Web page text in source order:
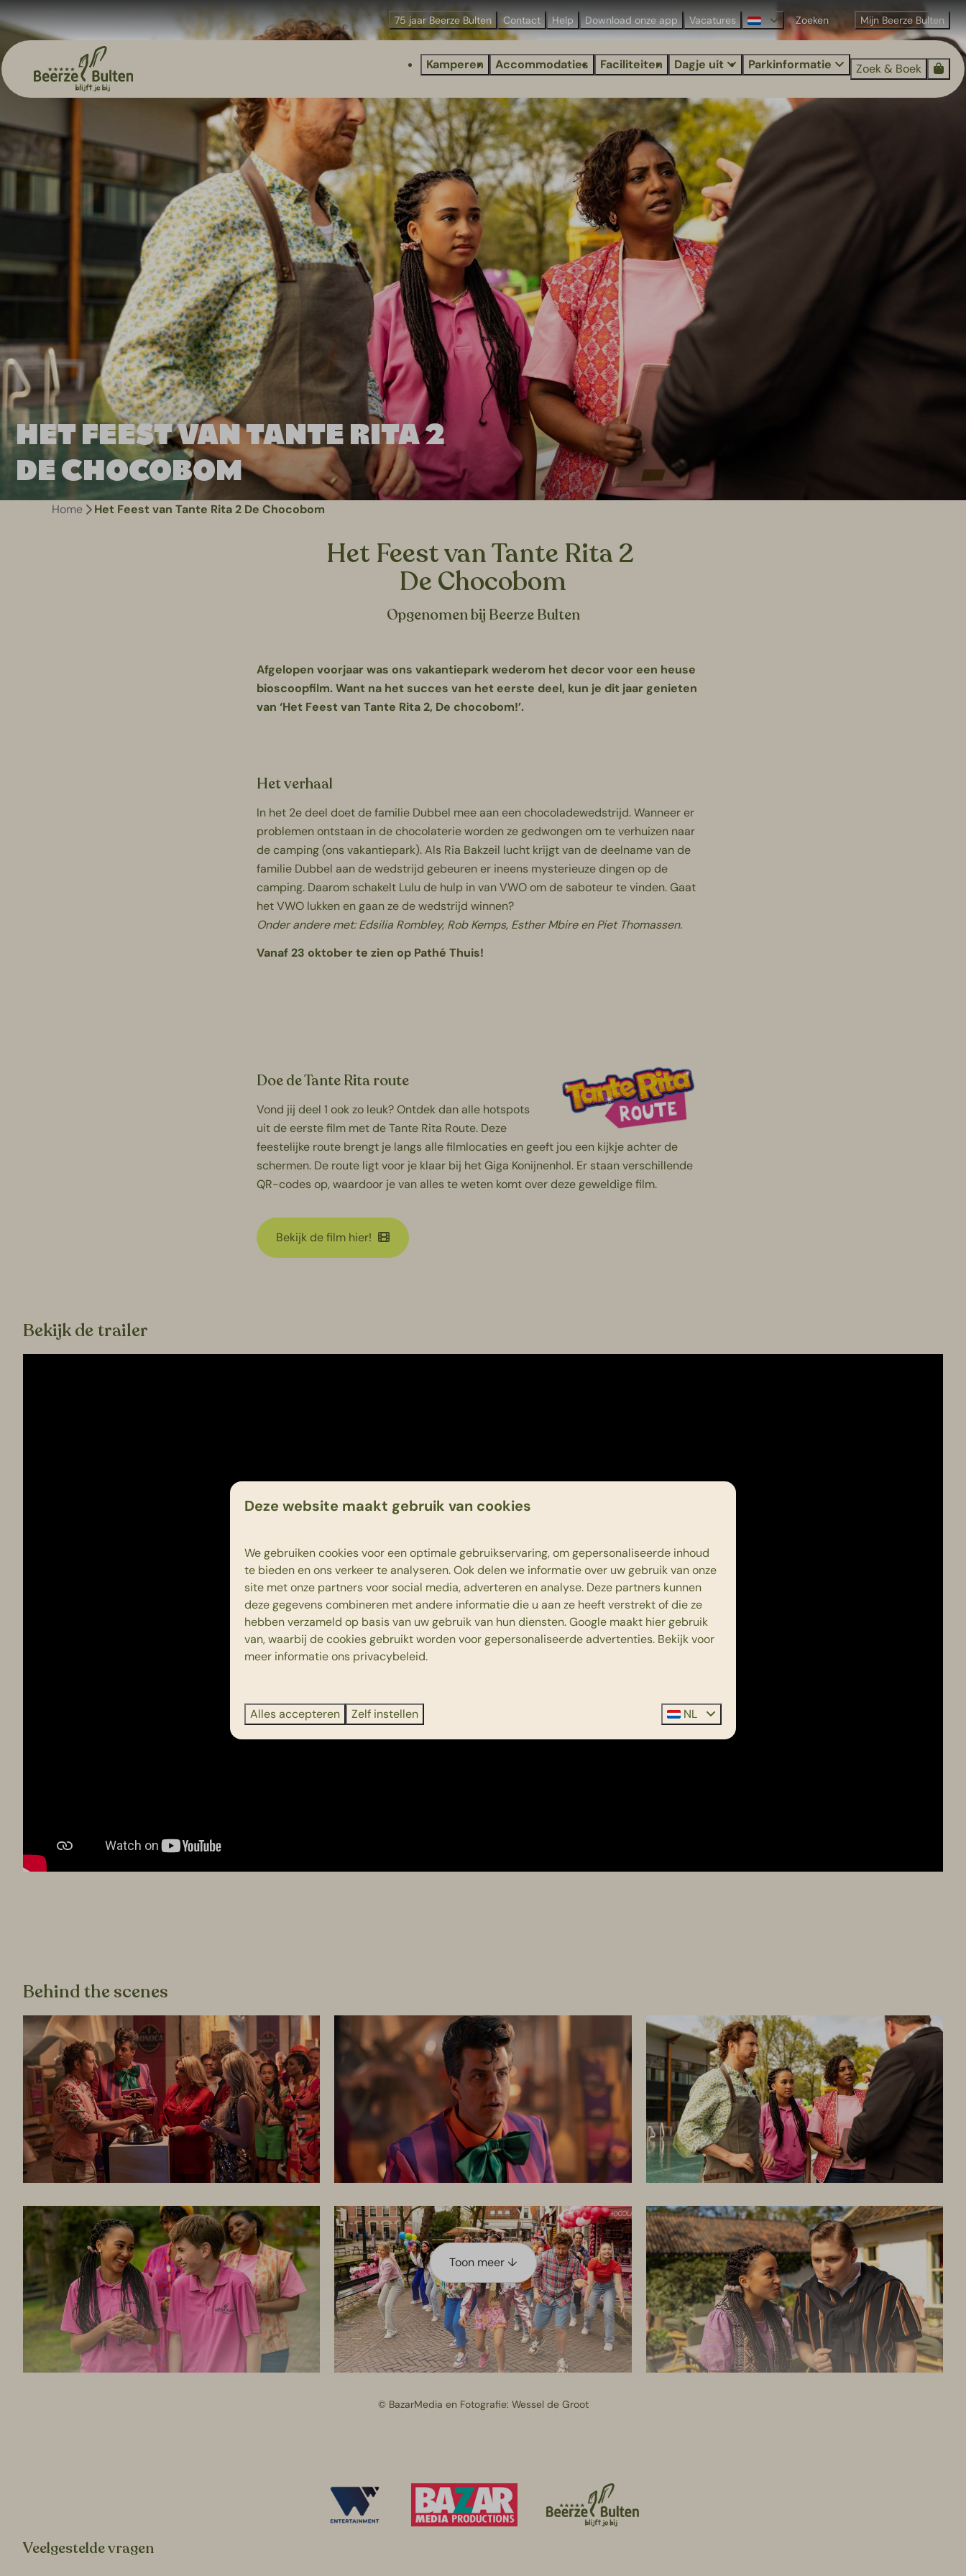
75 jaar Beerze Bulten Contact Help Download onze app Vacatures Mijn Beerze Bulten
Kamperen Accommodaties Faciliteiten Dagje uit Parkinformatie Zoek & Boek
HET FEEST VAN TANTE RITA 2
DE CHOCOBOM
Home Het Feest van Tante Rita 2 De Chocobom
Het Feest van Tante Rita 2
De Chocobom
Opgenomen bij Beerze Bulten
Afgelopen voorjaar was ons vakantiepark wederom het decor voor een heuse
bioscoopfilm. Want na het succes van het eerste deel, kun je dit jaar genieten
van ‘Het Feest van Tante Rita 2, De chocobom!’.
Het verhaal
In het 2e deel doet de familie Dubbel mee aan een chocoladewedstrijd. Wanneer er
problemen ontstaan in de chocolaterie worden ze gedwongen om te verhuizen naar
de camping (ons vakantiepark). Als Ria Bakzeil lucht krijgt van de deelname van de
familie Dubbel aan de wedstrijd gebeuren er ineens mysterieuze dingen op de
camping. Daarom schakelt Lulu de hulp in van VWO om de saboteur te vinden. Gaat
het VWO lukken en gaan ze de wedstrijd winnen?
Onder andere met: Edsilia Rombley, Rob Kemps, Esther Mbire en Piet Thomassen.
Vanaf 23 oktober te zien op Pathé Thuis!
Doe deTante Rita route
Vond jij deel 1 ook zo leuk? Ontdek dan alle hotspots
uit de eerste film met de Tante Rita Route. Deze
feestelijke route brengt je langs alle filmlocaties en geeft jou een kijkje achter de
schermen. De route ligt voor je klaar bij het Giga Konijnenhol. Er staan verschillende
QR-codes op, waardoor je van alles te weten komt over deze geweldige film.
Bekijk de film hier!
Bekijk de trailer
Behind the scenes
Toon meer ↓
© BazarMedia en Fotografie: Wessel de Groot
Veelgestelde vragen
Deze website maakt gebruik van cookies
We gebruiken cookies voor een optimale gebruikservaring, om gepersonaliseerde inhoud
te bieden en ons verkeer te analyseren. Ook delen we informatie over uw gebruik van onze
site met onze partners voor social media, adverteren en analyse. Deze partners kunnen
deze gegevens combineren met andere informatie die u aan ze heeft verstrekt of die ze
hebben verzameld op basis van uw gebruik van hun diensten.Google maakt hier gebruik
van, waarbij de cookies gebruikt worden voor gepersonaliseerde advertenties. Bekijk voor
meer informatie ons privacybeleid.
Alles accepteren Zelf instellen NL